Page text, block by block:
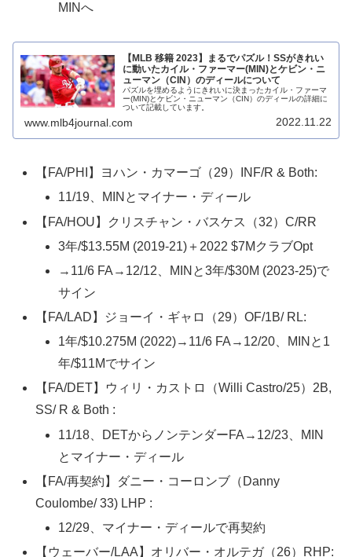
MINへ
【MLB 移籍 2023】まるでパズル！SSがきれい
に動いたカイル・ファーマー(MIN)とケビン・ニ
ューマン（CIN）のディールについて
パズルを埋めるようにきれいに決まったカイル・ファーマ
ー(MIN)とケビン・ニューマン（CIN）のディールの詳細に
ついて記載しています。
www.mlb4journal.com 2022.11.22
【FA/PHI】ヨハン・カマーゴ（29）INF/R & Both:
11/19、MINとマイナー・ディール
【FA/HOU】クリスチャン・バスケス（32）C/RR
3年/$13.55M (2019-21)＋2022 $7MクラブOpt
→11/6 FA→12/12、MINと3年/$30M (2023-25)で
サイン
【FA/LAD】ジョーイ・ギャロ（29）OF/1B/ RL:
1年/$10.275M (2022)→11/6 FA→12/20、MINと1
年/$11Mでサイン
【FA/DET】ウィリ・カストロ（Willi Castro/25）2B,
SS/ R & Both :
11/18、DETからノンテンダーFA→12/23、MIN
とマイナー・ディール
【FA/再契約】ダニー・コーロンブ（Danny
Coulombe/ 33) LHP :
12/29、マイナー・ディールで再契約
【ウェーバー/LAA】オリバー・オルテガ（26）RHP: